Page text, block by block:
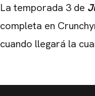
La temporada 3 de
completa en
cuando llegará la